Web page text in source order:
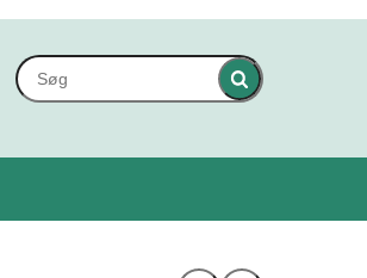
Søg - Indsæt søgeord for at søge på
Fold søgefelt ind
- Flere links